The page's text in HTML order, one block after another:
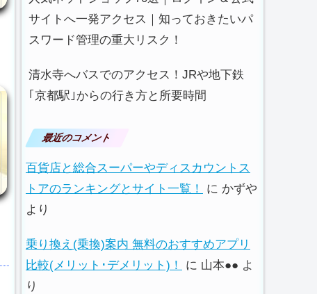
サイトへ一発アクセス｜知っておきたいパ
スワード管理の重大リスク！
清水寺へバスでのアクセス！JRや地下鉄
｢京都駅｣からの行き方と所要時間
最近のコメント
百貨店と総合スーパーやディスカウントス
トアのランキングとサイト一覧！
に かずや
より
乗り換え(乗換)案内 無料のおすすめアプリ
比較(メリット･デメリット)！
に 山本●● よ
り